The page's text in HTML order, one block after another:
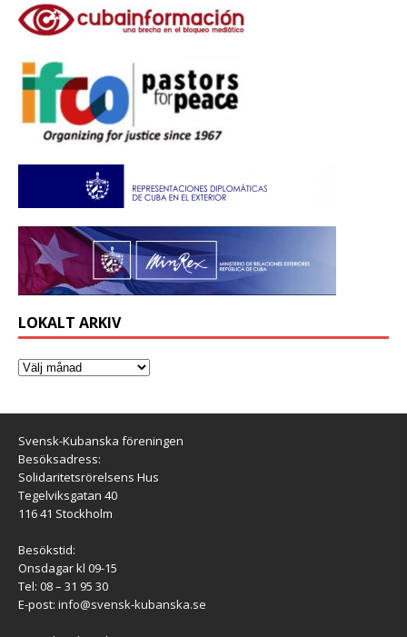
LOKALT ARKIV
Svensk-Kubanska föreningen
Besöksadress:
Solidaritetsrörelsens Hus
Tegelviksgatan 40
116 41 Stockholm
Besökstid:
Onsdagar kl 09-15
Tel: 08 – 31 95 30
E-post: info@svensk-kubanska.se